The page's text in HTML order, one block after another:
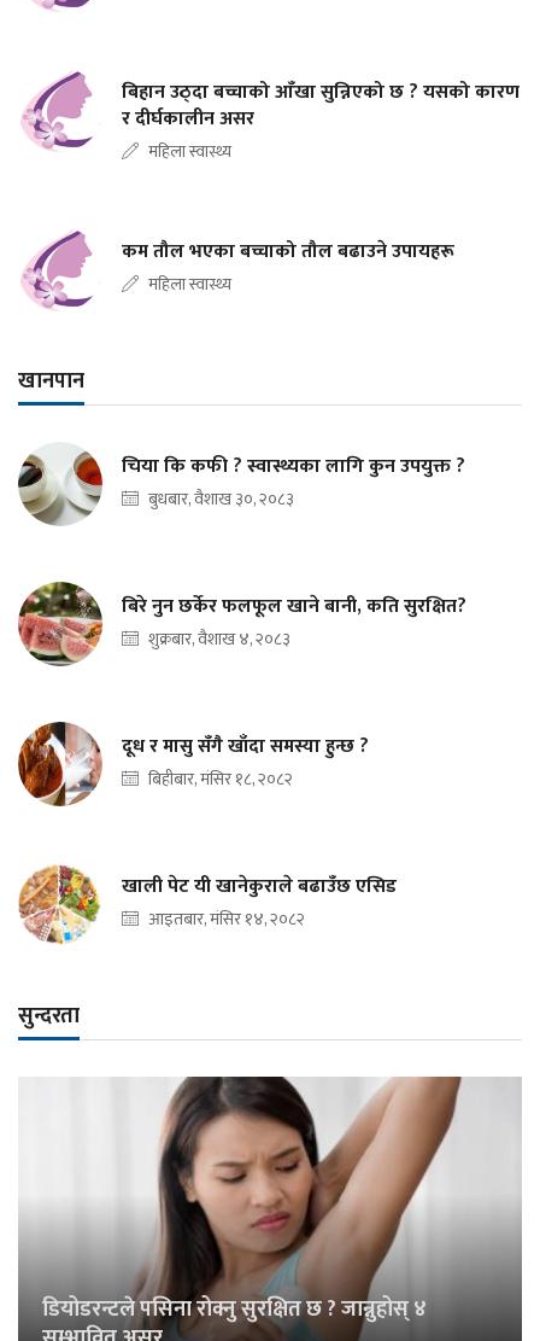
बिहान उठ्दा बच्चाको आँखा सुन्निएको छ ? यसको कारण
र दीर्घकालीन असर
महिला स्वास्थ्य
कम तौल भएका बच्चाको तौल बढाउने उपायहरू
महिला स्वास्थ्य
खानपान
चिया कि कफी ? स्वास्थ्यका लागि कुन उपयुक्त ?
बुधबार, वैशाख ३०, २०८३
बिरे नुन छर्केर फलफूल खाने बानी, कति सुरक्षित?
शुक्रबार, वैशाख ४, २०८३
दूध र मासु सँगै खाँदा समस्या हुन्छ ?
बिहीबार, मंसिर १८, २०८२
खाली पेट यी खानेकुराले बढाउँछ एसिड
आइतबार, मंसिर १४, २०८२
सुन्दरता
डियोडरन्टले पसिना रोक्नु सुरक्षित छ ? जान्नुहोस् ४